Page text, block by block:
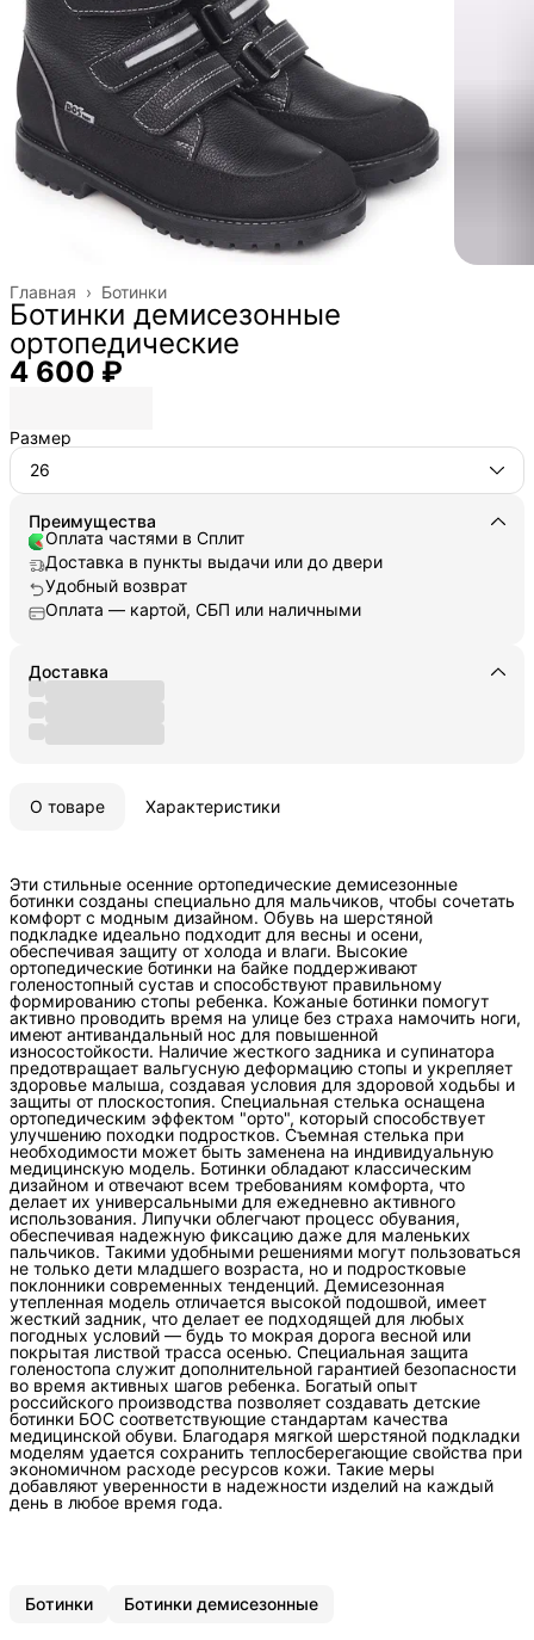
Ботинки
Главная ›
Ботинки демисезонные
ортопедические
4 600 ₽
Размер
26
Преимущества
Оплата частями в Сплит
Доставка в пункты выдачи или до двери
Удобный возврат
Оплата — картой, СБП или наличными
Доставка
О товаре Характеристики
Эти стильные осенние ортопедические демисезонные
ботинки созданы специально для мальчиков, чтобы сочетать
комфорт с модным дизайном. Обувь на шерстяной
подкладке идеально подходит для весны и осени,
обеспечивая защиту от холода и влаги. Высокие
ортопедические ботинки на байке поддерживают
голеностопный сустав и способствуют правильному
формированию стопы ребенка. Кожаные ботинки помогут
активно проводить время на улице без страха намочить ноги,
имеют антивандальный нос для повышенной
износостойкости. Наличие жесткого задника и супинатора
предотвращает вальгусную деформацию стопы и укрепляет
здоровье малыша, создавая условия для здоровой ходьбы и
защиты от плоскостопия. Специальная стелька оснащена
ортопедическим эффектом "орто", который способствует
улучшению походки подростков. Съемная стелька при
необходимости может быть заменена на индивидуальную
медицинскую модель. Ботинки обладают классическим
дизайном и отвечают всем требованиям комфорта, что
делает их универсальными для ежедневно активного
использования. Липучки облегчают процесс обувания,
обеспечивая надежную фиксацию даже для маленьких
пальчиков. Такими удобными решениями могут пользоваться
не только дети младшего возраста, но и подростковые
поклонники современных тенденций. Демисезонная
утепленная модель отличается высокой подошвой, имеет
жесткий задник, что делает ее подходящей для любых
погодных условий — будь то мокрая дорога весной или
покрытая листвой трасса осенью. Специальная защита
голеностопа служит дополнительной гарантией безопасности
во время активных шагов ребенка. Богатый опыт
российского производства позволяет создавать детские
ботинки БОС соответствующие стандартам качества
медицинской обуви. Благодаря мягкой шерстяной подкладки
моделям удается сохранить теплосберегающие свойства при
экономичном расходе ресурсов кожи. Такие меры
добавляют уверенности в надежности изделий на каждый
день в любое время года.
Ботинки Ботинки демисезонные